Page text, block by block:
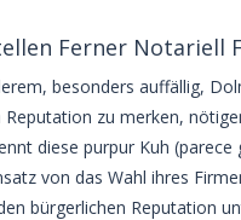
Ferner Notariell
besonders auffällig,
zu merken,
diese purpur Kuh
von das Wahl ihres
bürgerlichen Reputation